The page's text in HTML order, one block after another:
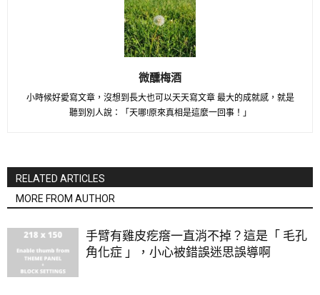
微醺梅酒
小時候好愛寫文章，沒想到長大也可以天天寫文章 最大的成就感，就是
聽到別人說：「天哪!原來真相是這麼一回事！」
RELATED ARTICLES
MORE FROM AUTHOR
手臂有雞皮疙瘩一直消不掉？這是「 毛孔
角化症 」，小心被錯誤迷思誤導啊